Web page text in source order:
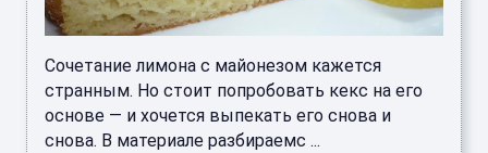
Сочетание лимона с майонезом кажется
странным. Но стоит попробовать кекс на его
основе — и хочется выпекать его снова и
снова. В материале разбираемс ...